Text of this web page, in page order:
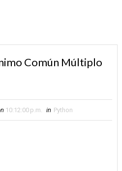
Común Múltiplo
10:12:00 p.m. in Python